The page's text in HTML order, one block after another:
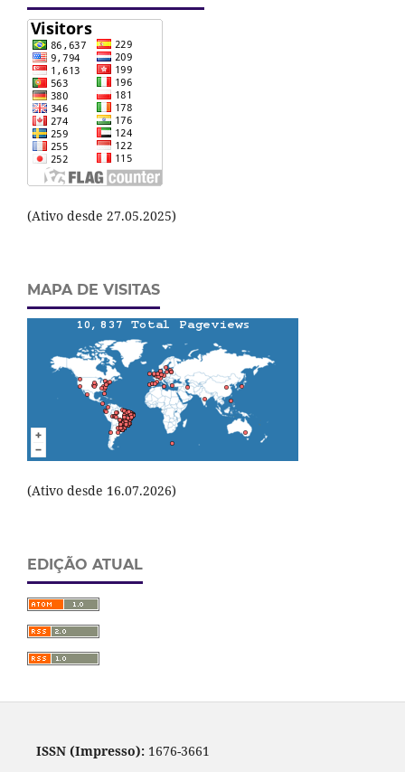
(Ativo desde 27.05.2025)
MAPA DE VISITAS
(Ativo desde 16.07.2026)
EDIÇÃO ATUAL
ISSN (Impresso):1676-3661